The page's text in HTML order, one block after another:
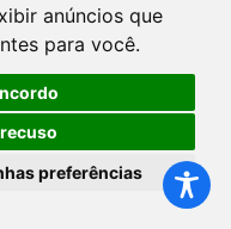
anúncios que
para você.
preferências
da Paraíba
Figueiredo, 36 -